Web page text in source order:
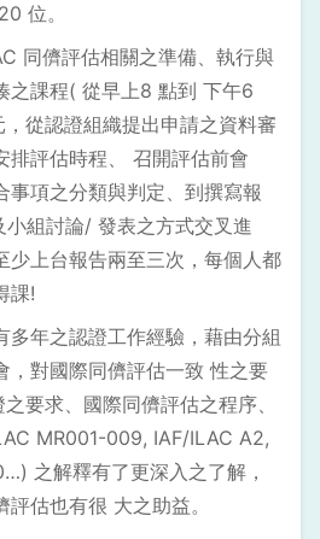
位。
同儕評估相關之準備、執行與
之課程( 從早上8 點到 下午6
從認證組織提出申請之資料審
排評估時程、 召開評估前會
事項之分類與判定、到撰寫報
組討論/ 發表之方式交叉進
少上台報告兩至三次，每個人都
課!
多年之認證工作經驗，藉由分組
，對國際同儕評估一致 性之要
要求、國際同儕評估之程序、
MR001-009, IAF/ILAC A2,
之解釋有了更深入之了解，
估也有很 大之助益。